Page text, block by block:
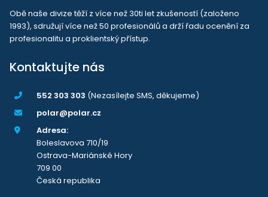
Obě naše divize těží z více než 30ti let zkušeností (založeno
1993), sdružují více než 50 profesionálů a drží řadu ocenění za
profesionalitu a proklientský přístup.
Kontaktujte nás
552 303 303 (Nezasílejte SMS, děkujeme)
polar@polar.cz
Adresa:
Boleslavova 710/19
Ostrava-Mariánské Hory
709 00
Česká republika